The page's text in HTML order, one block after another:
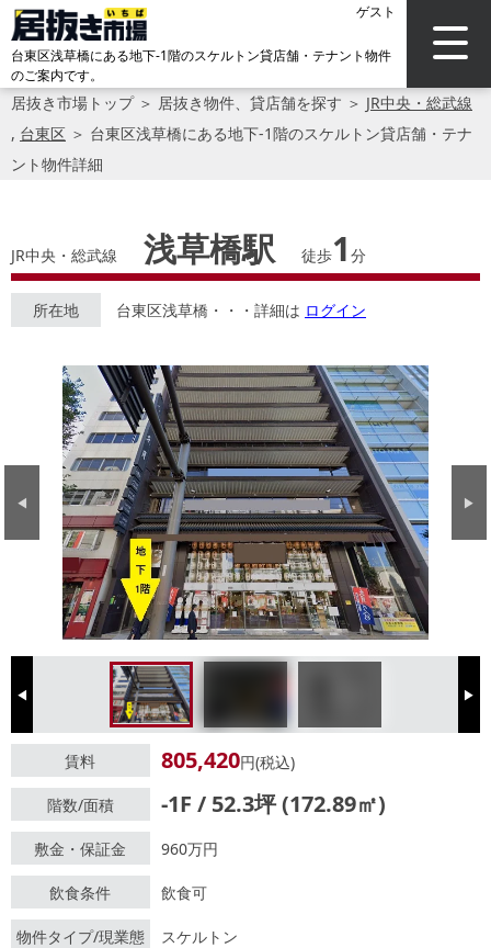
ゲスト
台東区浅草橋にある地下-1階のスケルトン貸店舗・テナント物件
のご案内です。
居抜き市場トップ＞ 居抜き物件、貸店舗を探す ＞ JR中央・総武線
, 台東区 ＞ 台東区浅草橋にある地下-1階のスケルトン貸店舗・テナ
ント物件詳細
JR中央・総武線 浅草橋駅 徒歩1 分
所在地 台東区浅草橋・・・詳細は ログイン
Previous Next
Previous Next
賃料 805,420円(税込)
階数/面積 -1F / 52.3坪 (172.89㎡)
敷金・保証金 960万円
飲食条件 飲食可
物件タイプ/現業態 スケルトン